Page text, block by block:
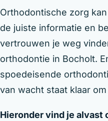
Orthodontische zorg
de juiste informatie en
vertrouwen je weg
orthodontie in Bocholt.
spoedeisende
van wacht staat klaar
Hieronder vind je alvast